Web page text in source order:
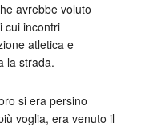
avrebbe voluto
cui incontri
atletica e
la strada.
si era persino
voglia, era venuto il